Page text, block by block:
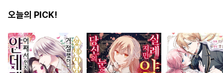
오늘의 PICK!